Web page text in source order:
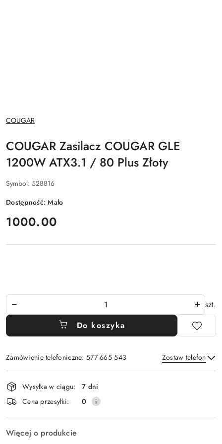
NAZWA
PRODUCENTA:
COUGAR
COUGAR Zasilacz COUGAR GLE
1200W ATX3.1 / 80 Plus Złoty
Symbol: 528816
Dostępność:Mało
cena:
1000.00
szt.
Do koszyka
Zamówienie telefoniczne: 577 665 543 Zostaw telefon
Wyślij
Dostępność
i
dostawa
Wysyłka w ciągu:
7 dni
Cena przesyłki:
0
Więcej o produkcie